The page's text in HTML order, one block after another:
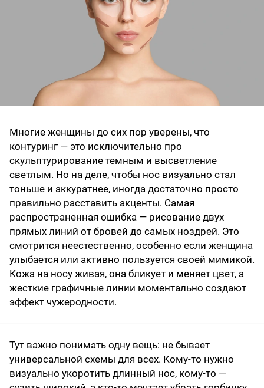
Многие женщины до сих пор уверены, что
контуринг — это исключительно про
скульптурирование темным и высветление
светлым. Но на деле, чтобы нос визуально стал
тоньше и аккуратнее, иногда достаточно просто
правильно расставить акценты. Самая
распространенная ошибка — рисование двух
прямых линий от бровей до самых ноздрей. Это
смотрится неестественно, особенно если женщина
улыбается или активно пользуется своей мимикой.
Кожа на носу живая, она бликует и меняет цвет, а
жесткие графичные линии моментально создают
эффект чужеродности.
Тут важно понимать одну вещь: не бывает
универсальной схемы для всех. Кому-то нужно
визуально укоротить длинный нос, кому-то —